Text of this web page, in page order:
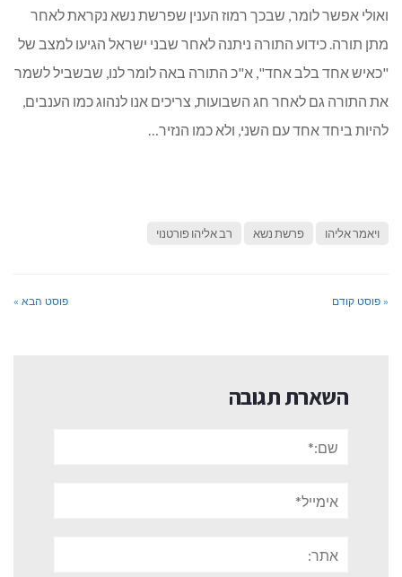
ואולי אפשר לומר, שבכך רמוז הענין שפרשת נשא נקראת לאחר
מתן תורה. כידוע התורה ניתנה לאחר שבני ישראל הגיעו למצב של
"כאיש אחד בלב אחד", א"כ התורה באה לומר לנו, שבשביל לשמר
את התורה גם לאחר חג השבועות, צריכים אנו לנהוג כמו הענבים,
להיות ביחד אחד עם השני, ולא כמו הנזיר…
ויאמר אליהו פרשת נשא רב אליהו פורטנוי
« פוסט קודם פוסט הבא »
השארת תגובה